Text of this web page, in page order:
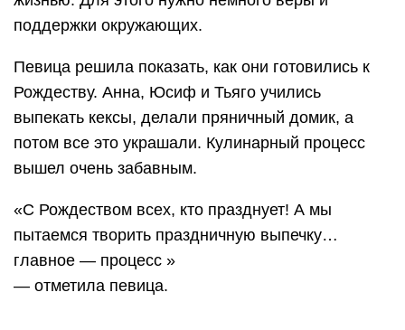
поддержки окружающих.
Певица решила показать, как они готовились к
Рождеству. Анна, Юсиф и Тьяго учились
выпекать кексы, делали пряничный домик, а
потом все это украшали. Кулинарный процесс
вышел очень забавным.
«С Рождеством всех, кто празднует! А мы
пытаемся творить праздничную выпечку…
главное — процесс »
— отметила певица.